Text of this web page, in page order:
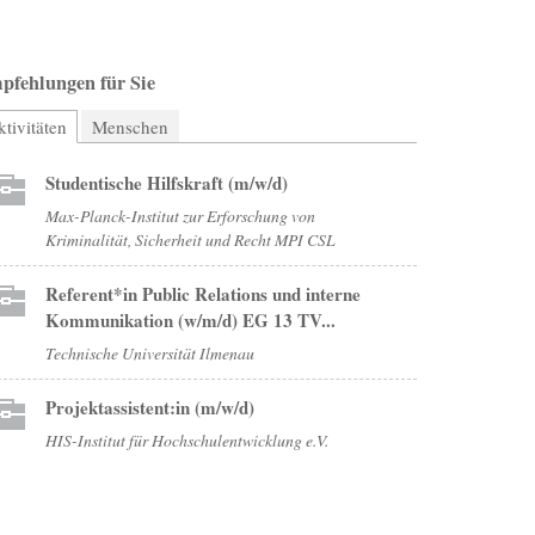
für Sie
(aktiver Reiter)
Menschen
Studentische Hilfskraft (m/w/d)
Max-Planck-Institut zur Erforschung von
Kriminalität, Sicherheit und Recht MPI CSL
Referent*in Public Relations und interne
Kommunikation (w/m/d) EG 13 TV...
Technische Universität Ilmenau
Projektassistent:in (m/w/d)
HIS-Institut für Hochschulentwicklung e.V.